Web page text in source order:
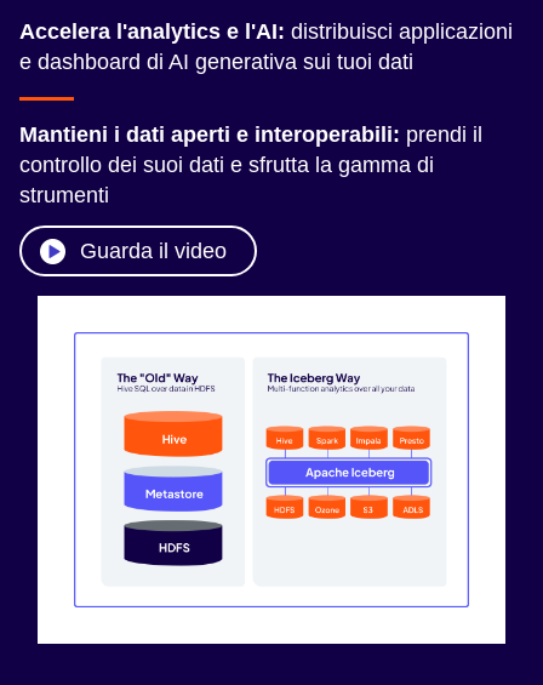
Accelera l'analytics e l'AI: distribuisci applicazioni
e dashboard di AI generativa sui tuoi dati
Mantieni i dati aperti e interoperabili: prendi il
controllo dei suoi dati e sfrutta la gamma di
strumenti
Guarda il video